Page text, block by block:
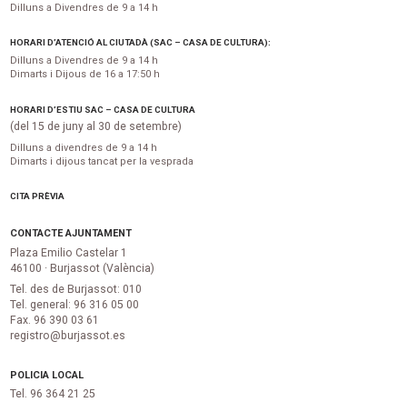
Dilluns a Divendres de 9 a 14 h
HORARI D’ATENCIÓ AL CIUTADÀ (SAC – CASA DE CULTURA):
Dilluns a Divendres de 9 a 14 h
Dimarts i Dijous de 16 a 17:50 h
HORARI D’ESTIU SAC – CASA DE CULTURA
(del 15 de juny al 30 de setembre)
Dilluns a divendres de 9 a 14 h
Dimarts i dijous tancat per la vesprada
CITA PRÈVIA
CONTACTE AJUNTAMENT
Plaza Emilio Castelar 1
46100 · Burjassot (València)
Tel. des de Burjassot: 010
Tel. general: 96 316 05 00
Fax. 96 390 03 61
registro@burjassot.es
POLICIA LOCAL
Tel. 96 364 21 25